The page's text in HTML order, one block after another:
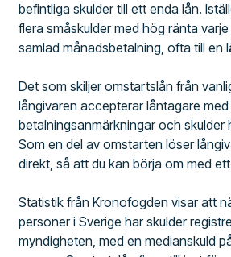
befintliga skulder till ett enda lån.
flera småskulder med hög ränta
samlad månadsbetalning, ofta till en
Det som skiljer omstartslån från
långivaren accepterar låntagare med
betalningsanmärkningar och skulder
Som en del av omstarten löser
direkt, så att du kan börja om med
Statistik från Kronofogden visar att
personer i Sverige har skulder
myndigheten, med en medianskuld